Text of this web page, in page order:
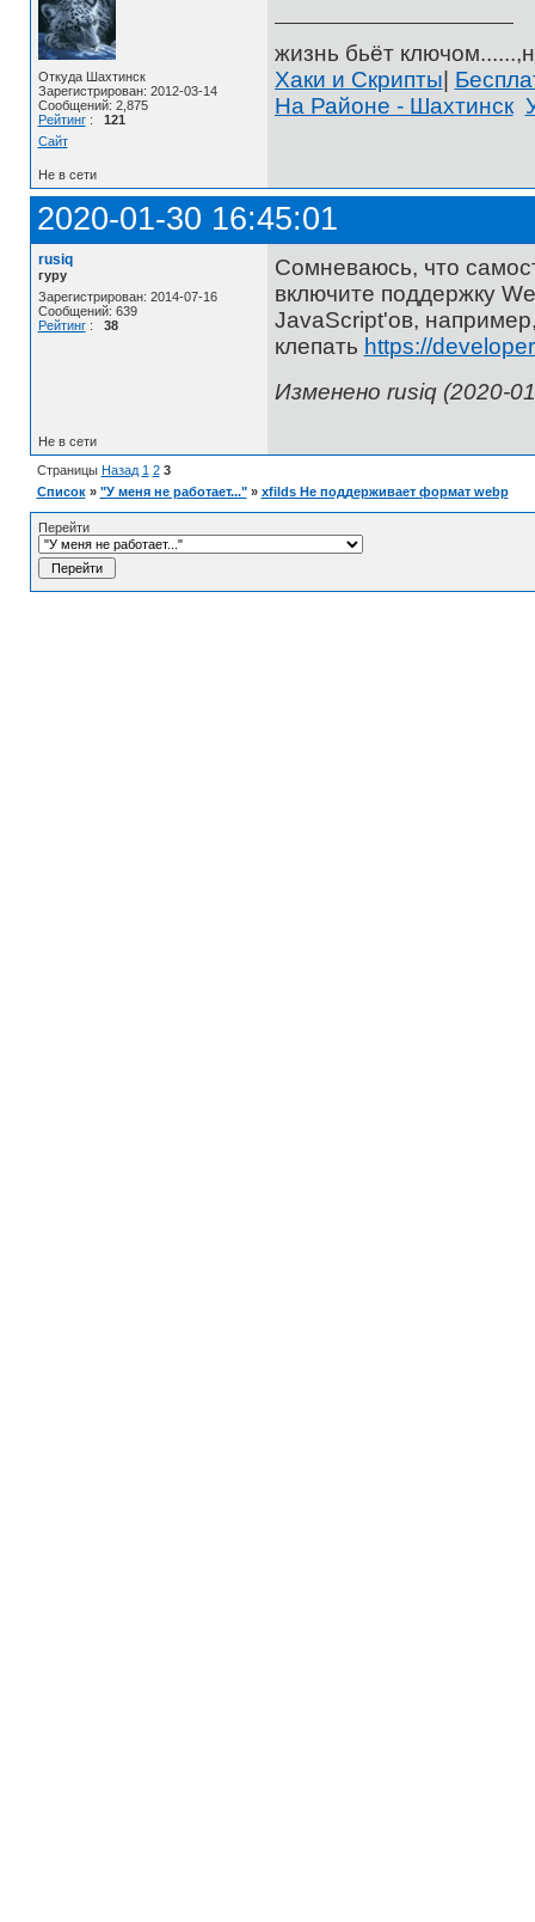
Откуда Шахтинск
Зарегистрирован: 2012-03-14
Сообщений: 2,875
Рейтинг: 121
Сайт
жизнь бьёт
Хаки и Скрипты
На Районе - Шахтинск
Не в сети
2020-01-30 16:45:01
rusiq
гуру
Зарегистрирован: 2014-07-16
Сообщений: 639
Рейтинг: 38
Сомневаюсь, что
включите поддержку
JavaScript'ов,
клепать https://
Изменено rusiq (2020-
Не в сети
Страницы Назад 1 2 3
Список » "У меня не работает..." » xfilds Не поддерживает формат webp
Перейти